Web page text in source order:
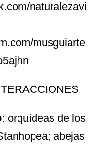
naturalezavi
musguiarte
: orquídeas de los
abejas